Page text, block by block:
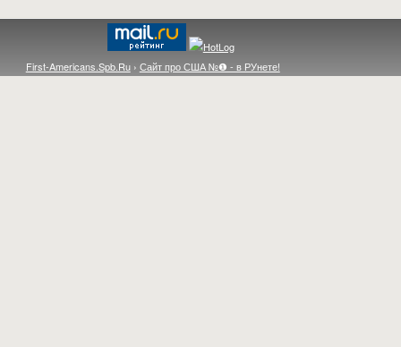
First-Americans.Spb.Ru› Сайт про США №❶ - в РУнете!